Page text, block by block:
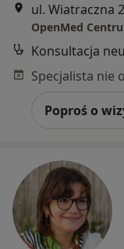
ul. Wiatraczna
OpenMed
Konsultacja
Poproś o